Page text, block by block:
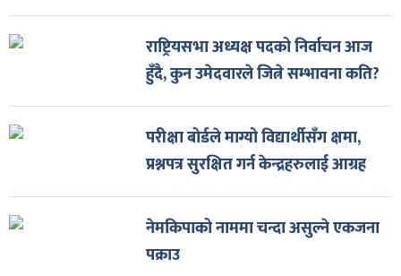
राष्ट्रियसभा अध्यक्ष पदको निर्वाचन आज
हुँदै, कुन उमेदवारले जित्ने सम्भावना कति?
परीक्षा बोर्डले माग्यो विद्यार्थीसँग क्षमा,
प्रश्नपत्र सुरक्षित गर्न केन्द्रहरुलाई आग्रह
नेमकिपाको नाममा चन्दा असुल्ने एकजना
पक्राउ